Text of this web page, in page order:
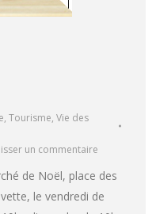
, Tourisme, Vie des
un commentaire
de Noël, place des
le vendredi de